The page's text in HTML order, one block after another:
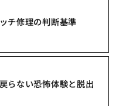
チ修理の判断基準
らない恐怖体験と脱出